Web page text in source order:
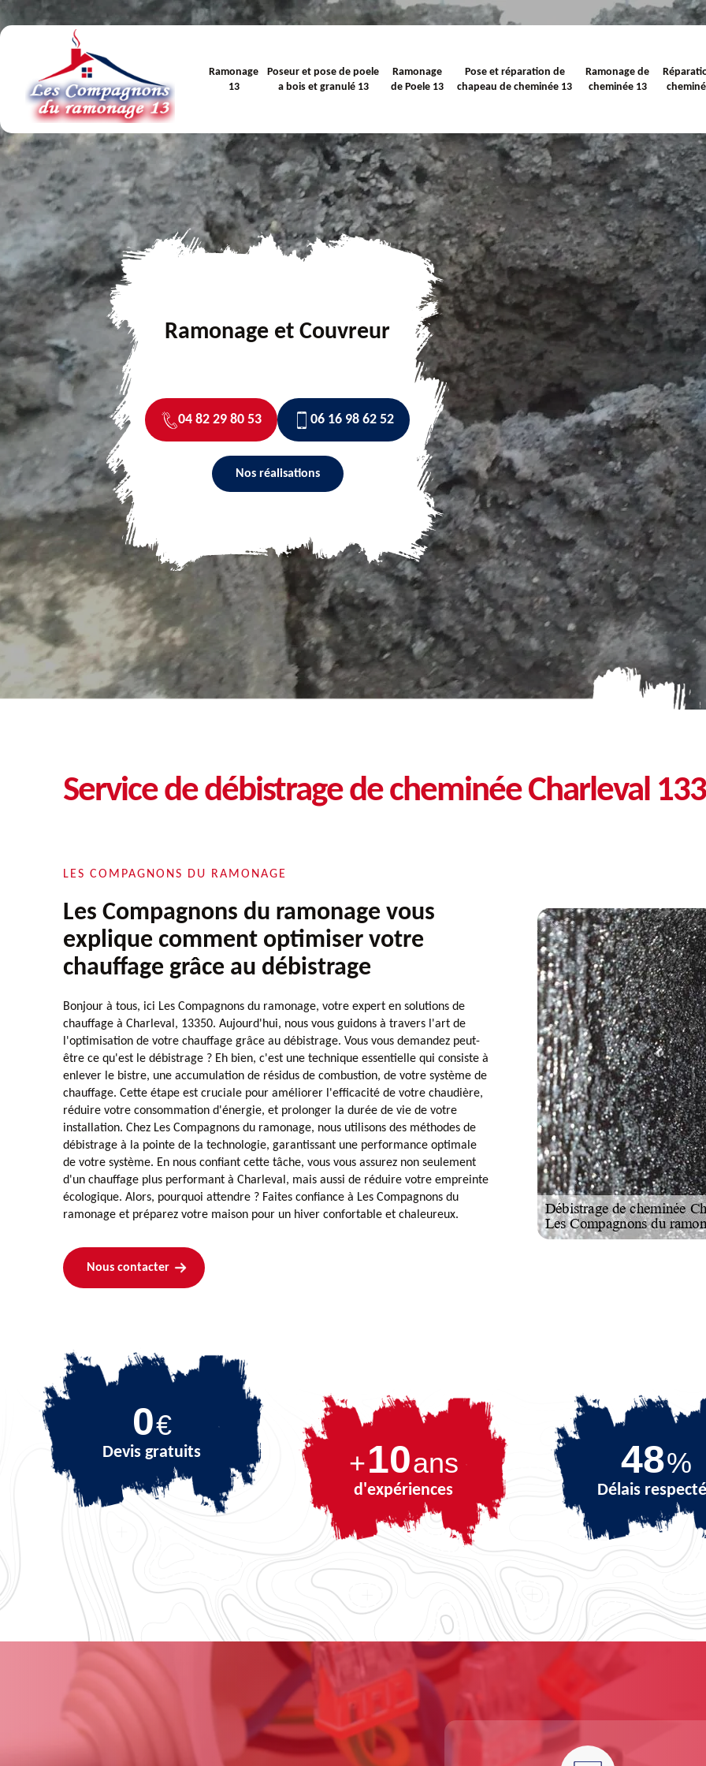
Ramonage
13
Poseur et pose de poele
a bois et granulé 13
Ramonage
de Poele 13
Pose et réparation de
chapeau de cheminée 13
Ramonage de
cheminée 13
Ramonage et Couvreur
04 82 29 80 53 06 16 98 62 52
Nos réalisations
Service de débistrage de cheminée Charleval
LES COMPAGNONS DU RAMONAGE
Les Compagnons du ramonage vous
explique comment optimiser votre
chauffage grâce au débistrage
Bonjour à tous, ici Les Compagnons du ramonage, votre expert en solutions de
chauffage à Charleval, 13350. Aujourd'hui, nous vous guidons à travers l'art de
l'optimisation de votre chauffage grâce au débistrage. Vous vous demandez peut-
être ce qu'est le débistrage ? Eh bien, c'est une technique essentielle qui consiste à
enlever le bistre, une accumulation de résidus de combustion, de votre système de
chauffage. Cette étape est cruciale pour améliorer l'efficacité de votre chaudière,
réduire votre consommation d'énergie, et prolonger la durée de vie de votre
installation. Chez Les Compagnons du ramonage, nous utilisons des méthodes de
débistrage à la pointe de la technologie, garantissant une performance optimale
de votre système. En nous confiant cette tâche, vous vous assurez non seulement
d'un chauffage plus performant à Charleval, mais aussi de réduire votre empreinte
écologique. Alors, pourquoi attendre ? Faites confiance à Les Compagnons du
ramonage et préparez votre maison pour un hiver confortable et chaleureux.
Nous contacter
0€
Devis gratuits +10ans
d'expériences
68%
Délais